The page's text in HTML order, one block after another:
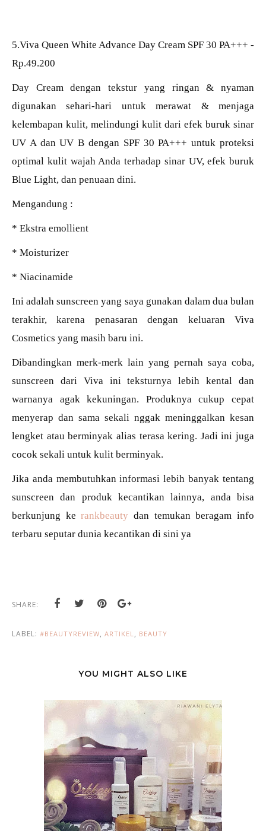
5.Viva Queen White Advance Day Cream SPF 30 PA+++ -
Rp.49.200
Day Cream dengan tekstur yang ringan & nyaman
digunakan sehari-hari untuk merawat & menjaga
kelembapan kulit, melindungi kulit dari efek buruk sinar
UV A dan UV B dengan SPF 30 PA+++ untuk proteksi
optimal kulit wajah Anda terhadap sinar UV, efek buruk
Blue Light, dan penuaan dini.
Mengandung :
* Ekstra emollient
* Moisturizer
* Niacinamide
Ini adalah sunscreen yang saya gunakan dalam dua bulan
terakhir, karena penasaran dengan keluaran Viva
Cosmetics yang masih baru ini.
Dibandingkan merk-merk lain yang pernah saya coba,
sunscreen dari Viva ini teksturnya lebih kental dan
warnanya agak kekuningan. Produknya cukup cepat
menyerap dan sama sekali nggak meninggalkan kesan
lengket atau berminyak alias terasa kering. Jadi ini juga
cocok sekali untuk kulit berminyak.
Jika anda membutuhkan informasi lebih banyak tentang
sunscreen dan produk kecantikan lainnya, anda bisa
berkunjung kerankbeauty dan temukan beragam info
terbaru seputar dunia kecantikan di sini ya
SHARE:
LABEL: #BEAUTYREVIEW, ARTIKEL, BEAUTY
YOU MIGHT ALSO LIKE